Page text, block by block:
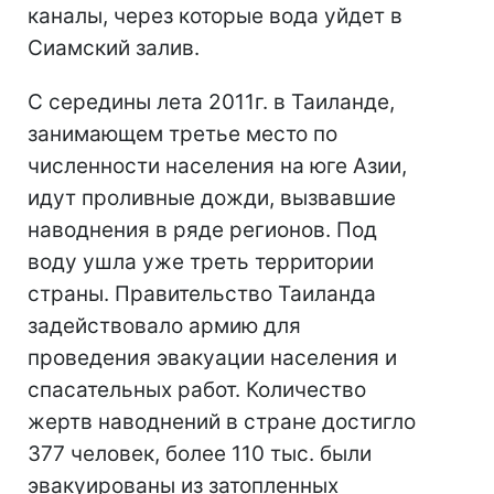
каналы, через которые вода уйдет в
Сиамский залив.
С середины лета 2011г. в Таиланде,
занимающем третье место по
численности населения на юге Азии,
идут проливные дожди, вызвавшие
наводнения в ряде регионов. Под
воду ушла уже треть территории
страны. Правительство Таиланда
задействовало армию для
проведения эвакуации населения и
спасательных работ. Количество
жертв наводнений в стране достигло
377 человек, более 110 тыс. были
эвакуированы из затопленных